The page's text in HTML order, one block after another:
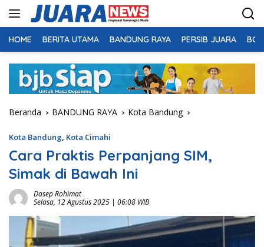
HOME BERITA UTAMA BANDUNG RAYA PERSIB JUARA
Beranda BANDUNG RAYA Kota Bandung
Kota Bandung, Kota Cimahi
Cara Praktis Perpanjang SIM,
Simak di Bawah Ini
Dasep Rohimat
Selasa, 12 Agustus 2025 | 06:08 WIB